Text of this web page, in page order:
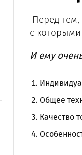
Перед
с которыми
И ему
Общее
Качество